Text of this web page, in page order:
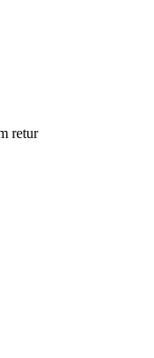
retur